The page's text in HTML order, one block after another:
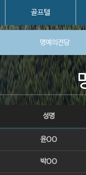
골프텔
명예의전당
성명
윤OO
박OO